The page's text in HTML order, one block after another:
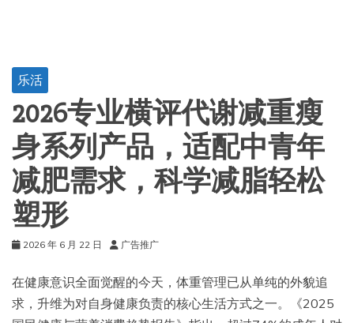
乐活
2026专业横评代谢减重瘦
身系列产品，适配中青年
减肥需求，科学减脂轻松
塑形
2026 年 6 月 22 日 广告推广
在健康意识全面觉醒的今天，体重管理已从单纯的外貌追
求，升维为对自身健康负责的核心生活方式之一。《2025